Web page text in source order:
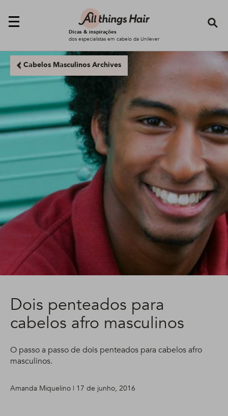
Dicas & inspirações
dos especialistas em cabelo da Unilever
Cabelos Masculinos Archives
Dois penteados para
cabelos afro masculinos
O passo a passo de dois penteados para cabelos afro
masculinos.
Amanda Miquelino | 17 de junho, 2016